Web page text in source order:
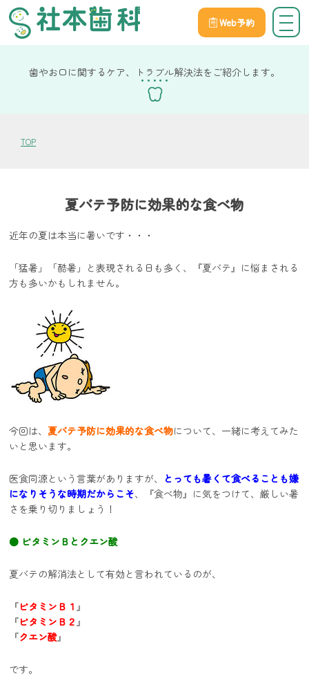
Web予約
院長社本の健康コラム
歯やお口に関するケア、トラブル解決法をご紹介します。
TOP
夏バテ予防に効果的な食べ物
近年の夏は本当に暑いです・・・
「猛暑」「酷暑」と表現される日も多く、『夏バテ』に悩まされる
方も多いかもしれません。
今回は、夏バテ予防に効果的な食べ物について、一緒に考えてみた
いと思います。
医食同源という言葉がありますが、
とっても暑くて食べることも嫌
になりそうな時期だからこそ、『食べ物』に気をつけて、厳しい暑
さを乗り切りましょう！
● ビタミンＢとクエン酸
夏バテの解消法として有効と言われているのが、
『ビタミンＢ１』
『ビタミンＢ２』
『クエン酸』
です。